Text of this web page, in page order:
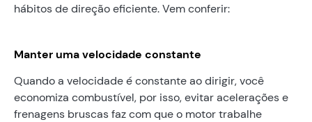
hábitos de direção eficiente. Vem conferir:
Manter uma velocidade constante
Quando a velocidade é constante ao dirigir, você
economiza combustível, por isso, evitar acelerações e
frenagens bruscas faz com que o motor trabalhe